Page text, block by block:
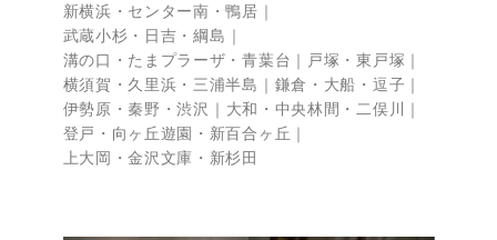
新横浜・センター南・鴨居
武蔵小杉・日吉・綱島
溝の口・たまプラーザ・青葉台
戸塚・東戸塚
横須賀・久里浜・三浦半島
鎌倉・大船・逗子
伊勢原・秦野・渋沢
大和・中央林間・二俣川
登戸・向ヶ丘遊園・新百合ヶ丘
上大岡・金沢文庫・新杉田